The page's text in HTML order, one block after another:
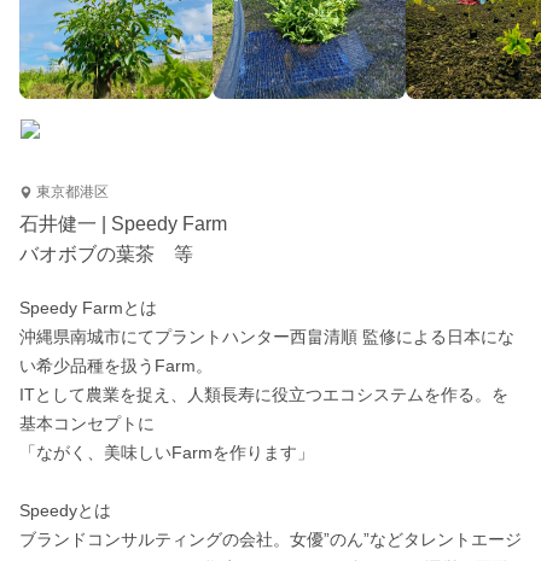
東京都港区
石井健一 | Speedy Farm
バオボブの葉茶 等
Speedy Farmとは
沖縄県南城市にてプラントハンター西畠清順 監修による日本にな
い希少品種を扱うFarm。
ITとして農業を捉え、人類長寿に役立つエコシステムを作る。を
基本コンセプトに
「ながく、美味しいFarmを作ります」
Speedyとは
ブランドコンサルティングの会社。女優”のん”などタレントエージ